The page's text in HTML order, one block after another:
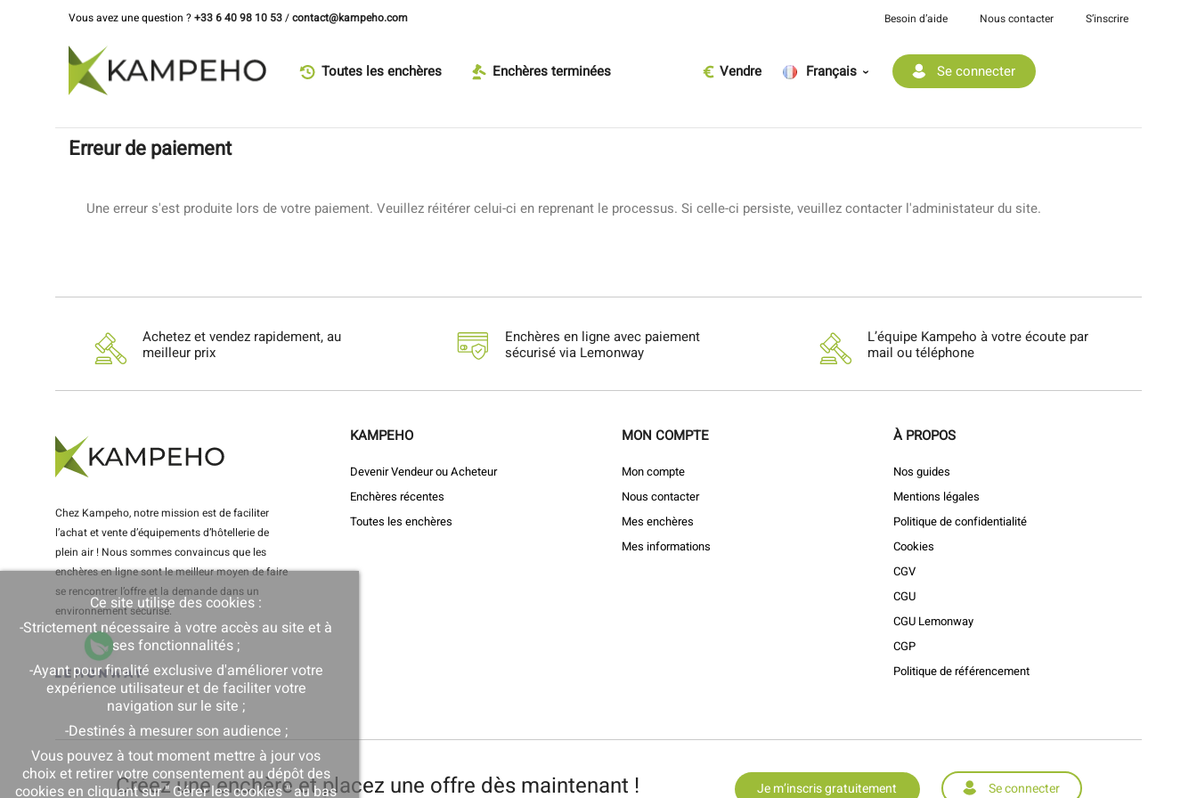
Vous avez une question ?+33 6 40 98 10 53/contact@kampeho.com Besoin d’aide Nous contacter S’inscrire
Toutes les enchères Enchères terminées Vendre Français Se connecter
Erreur de paiement
Une erreur s'est produite lors de votre paiement. Veuillez réitérer celui-ci en reprenant le processus. Si celle-ci persiste, veuillez contacter l'administateur du site.
Achetez et vendez rapidement, au
meilleur prix
Enchères en ligne avec paiement
sécurisé via Lemonway
L’équipe Kampeho à votre écoute par
mail ou téléphone
Chez Kampeho, notre mission est de faciliter
l’achat et vente d’équipements d’hôtellerie de
plein air ! Nous sommes convaincus que les
enchères en ligne sont le meilleur moyen de faire
se rencontrer l’offre et la demande dans un
environnement sécurisé.
KAMPEHO
Devenir Vendeur ou Acheteur
Enchères récentes
Toutes les enchères
MON COMPTE
Mon compte
Nous contacter
Mes enchères
Mes informations
À PROPOS
Nos guides
Mentions légales
Politique de confidentialité
Cookies
CGV
CGU
CGU Lemonway
CGP
Politique de référencement
Créez une enchère et placez une offre dès maintenant ! Je m’inscris gratuitement Se connecter
Ce site utilise des cookies :
-Strictement nécessaire à votre accès au site et à
ses fonctionnalités ;
-Ayant pour finalité exclusive d'améliorer votre
expérience utilisateur et de faciliter votre
navigation sur le site ;
-Destinés à mesurer son audience ;
Vous pouvez à tout moment mettre à jour vos
choix et retirer votre consentement au dépôt des
cookies en cliquant sur " Gérer les cookies " au bas